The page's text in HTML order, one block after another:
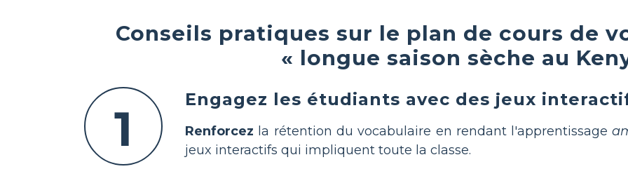
Conseils pratiques sur le plan de cours de
« longue saison sèche au
1
Engagez les étudiants avec des jeux
Renforcez la rétention du vocabulaire en rendant l'apprentissage
jeux interactifs qui impliquent toute la classe.